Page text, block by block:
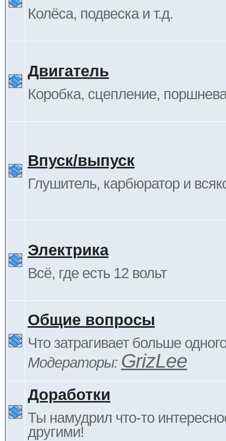
Колёса, подвеска и т.д.
Двигатель
Коробка, сцепление,
Впуск/выпуск
Глушитель, карбюратор и
Электрика
Всё, где есть 12 вольт
Общие вопросы
Что затрагивает больше
Модераторы: GrizLee
Доработки
Ты намудрил что-то
другими!